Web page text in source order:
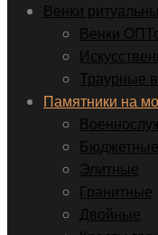
Венки
Венки
Траурные
Памятники на
Элитные
Гранитные
Двойные